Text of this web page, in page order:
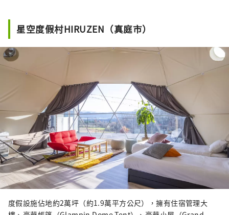
星空度假村HIRUZEN（真庭市）
度假設施佔地約2萬坪（約1.9萬平方公尺），擁有住宿管理大